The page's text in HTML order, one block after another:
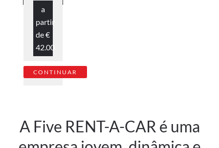
a
partir
de€
42.00
CONTINUAR
A Five RENT-A-CAR é uma